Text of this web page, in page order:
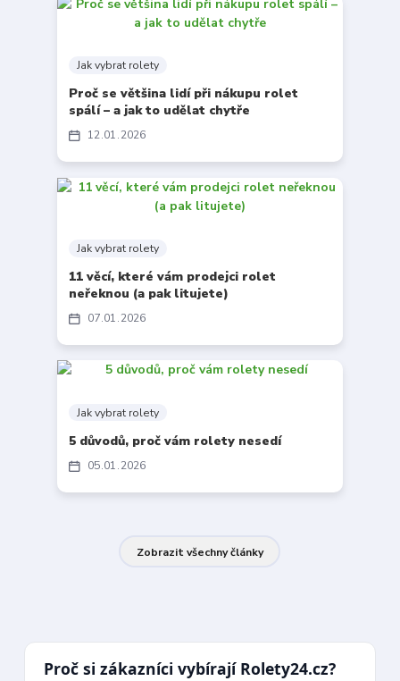
12 01 2026
Jak vybrat rolety
Proč se většina lidí při nákupu rolet
spálí – a jak to udělat chytře
07 01 2026
Jak vybrat rolety
11 věcí, které vám prodejci rolet
neřeknou (a pak litujete)
05 01 2026
Jak vybrat rolety
5 důvodů, proč vám rolety nesedí
Zobrazit všechny články
Proč si zákazníci vybírají Rolety24.cz?